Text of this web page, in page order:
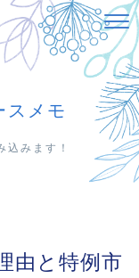
スメモ
みます！
由と特例市